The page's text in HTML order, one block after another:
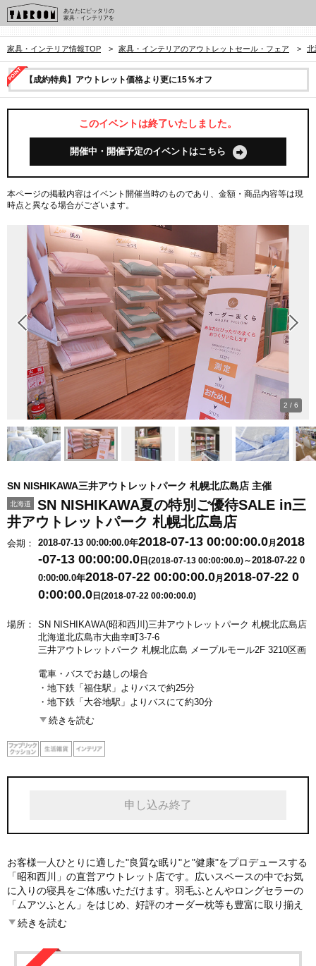
あなたにピッタリの
家具・インテリアを
家具・インテリア情報TOP > 家具・インテリアのアウトレットセール・フェア > 北
【成約特典】アウトレット価格より更に15％オフ
このイベントは終了いたしました。
開催中・開催予定のイベントはこちら
本ページの掲載内容はイベント開催当時のものであり、金額・商品内容等は現
時点と異なる場合がございます。
2 / 6
SN NISHIKAWA三井アウトレットパーク 札幌北広島店 主催
北海道
SN NISHIKAWA夏の特別ご優待SALE in三
井アウトレットパーク 札幌北広島店
会期： 2018-07-13 00:00:00.0年2018-07-13 00:00:00.0月2018
-07-13 00:00:00.0 日(2018-07-13 00:00:00.0)～2018-07-22 0
0:00:00.0年2018-07-22 00:00:00.0月2018-07-22 0
0:00:00.0 日(2018-07-22 00:00:00.0)
場所：
SN NISHIKAWA(昭和西川)三井アウトレットパーク 札幌北広島店
北海道北広島市大曲幸町3-7-6
三井アウトレットパーク 札幌北広島 メープルモール2F 3210区画
電車・バスでお越しの場合
・地下鉄「福住駅」よりバスで約25分
・地下鉄「大谷地駅」よりバスにて約30分
・JR「北広島駅」よりバスで約25分
お車でお越しの場合
・「北広島I.C.」より直線約300m
続きを読む
申し込み終了
お客様一人ひとりに適した"良質な眠り"と"健康"をプロデュースする
「昭和西川」の直営アウトレット店です。広いスペースの中でお気
に入りの寝具をご体感いただけます。羽毛ふとんやロングセラーの
「ムアツふとん」をはじめ、好評のオーダー枕等も豊富に取り揃え
ております。WEBお申込みのお客様限定のお得な特典をはじめ、ア
いただいております。
続きを読む